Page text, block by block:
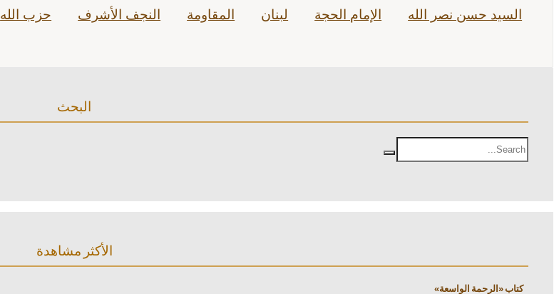
السيد حسن نصر الله الإمام الحجة لبنان المقاومة النجف الأشرف حزب الله
البحث
الأكثر مشاهدة
كتاب «الرحمة الواسعة»